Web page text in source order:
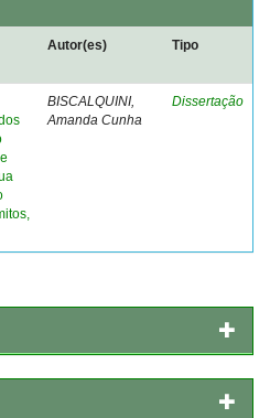
Autor(es) Tipo
BISCALQUINI,
Amanda Cunha
Dissertação